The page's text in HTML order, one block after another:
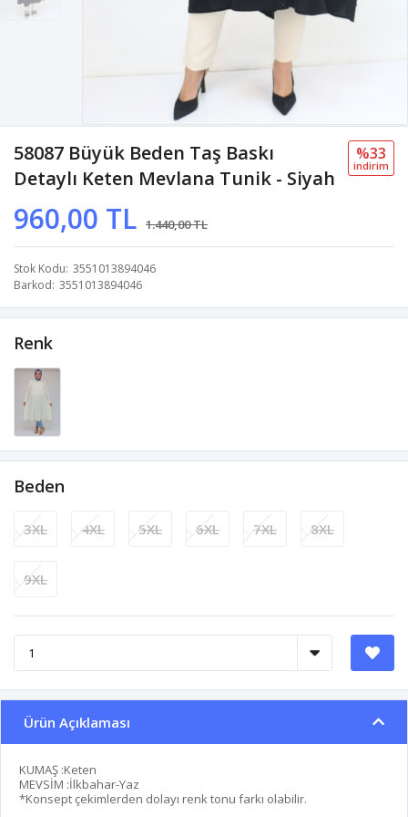
58087 Büyük Beden Taş Baskı
Detaylı Keten Mevlana Tunik - Siyah
960,00 TL 1.440,00 TL
%33
i̇ndi̇ri̇m
Stok Kodu 3551013894046
Barkod 3551013894046
Renk
Beden
3XL 4XL 5XL 6XL 7XL 8XL
9XL
Ürün Açıklaması
KUMAŞ :Keten
MEVSİM :İlkbahar-Yaz
*Konsept çekimlerden dolayı renk tonu farkı olabilir.